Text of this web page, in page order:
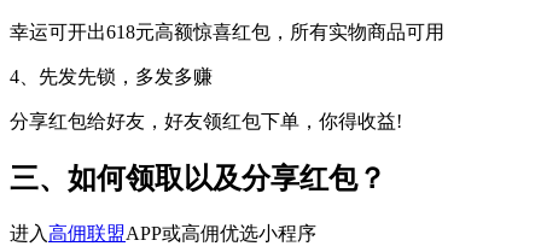
幸运可开出618元高额惊喜红包，所有实物商品可用
4、先发先锁，多发多赚
分享红包给好友，好友领红包下单，你得收益!
三、如何领取以及分享红包？
进入高佣联盟APP或高佣优选小程序